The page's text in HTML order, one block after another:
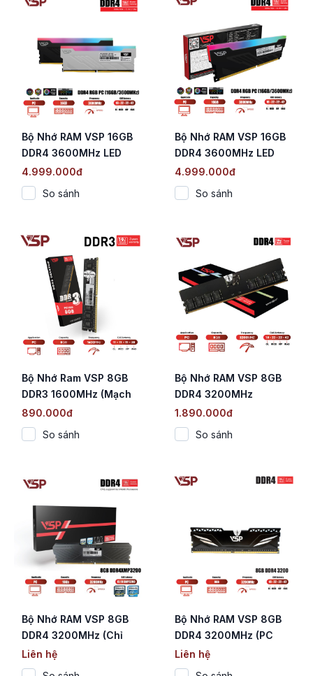
Bộ Nhớ RAM VSP 16GB
DDR4 3600MHz LED
RGB (Tản Nhiệt Trắng /
Chip SK Hynix CJR /
CL18)
4.999.000đ
So sánh
Bộ Nhớ RAM VSP 16GB
DDR4 3600MHz LED
RGB (Tản Nhiệt Đen /
Chip SK Hynix CJR /
CL18)
4.999.000đ
So sánh
Bộ Nhớ Ram VSP 8GB
DDR3 1600MHz (Mạch
Đen / CL11 / 1.35V)
890.000đ
So sánh
Bộ Nhớ RAM VSP 8GB
DDR4 3200MHz
1.890.000đ
So sánh
Bộ Nhớ RAM VSP 8GB
DDR4 3200MHz (Chỉ
Hỗ Trợ CPU Intel / Bo
Mạch Trần / CL19)
Liên hệ
Bộ Nhớ RAM VSP 8GB
DDR4 3200MHz (PC
Desktop / Tản Nhiệt
Nhôm Đen)
Liên hệ